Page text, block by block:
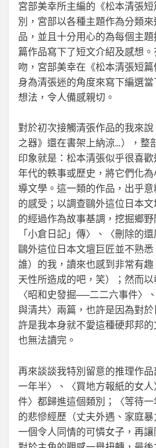
宮部美幸所主編的《松本清張
別，宮部以各種主題作為分類
品，並且十分用心的為每個主
篇作品寫下了短文介紹及感想
吻，宮部美幸在《松本清張短
身為清張迷的角度來寫下編選
想法，令人備感親切。
對於初次接觸清張作品的我來
之器》還在書架上納涼…），整
印象就是：松本清張似乎很喜
年代的軼事或歷史，將它們化
導文學。這一類的作品，出乎
的感受；以調查鷗外這位日本
的經過作為故事基調，挖掘鄉
「小倉日記」傳〉、〈刪除的
鷗外這位日本文壇巨匠並不熟
誰）的我，讀來也感到非常有
天性所造成的吧，笑）；然而
〈昭和史發掘──二二六事件〉
與清共〉兩篇，也許是因為對
許是我本身就不愛這種硬邦邦
也無法讀完。
再來談談我特別留意的推理作
一年半〉、〈買地方報紙的女
件〉都歸進這個類別；〈等待
的悲慘經歷（丈夫外遇、家庭
一個令人同情的可憐女子，再